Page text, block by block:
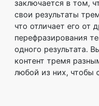
заключается в том,
свои результаты
что отличает его от
перефразирования
одного результата.
контент тремя
любой из них, чтобы